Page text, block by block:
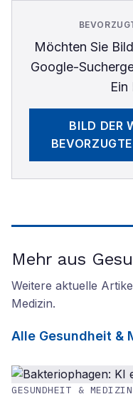
Möchten Sie
Google-
Ein
BILD DER
Mehr aus
Weitere aktuelle
Medizin.
Alle Gesundheit &
GESUNDHEIT & MEDIZIN